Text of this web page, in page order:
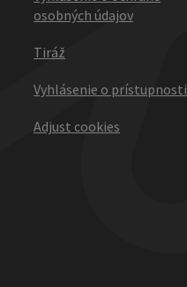
osobných údajov
Tiráž
Vyhlásenie o prístupnosti
Adjust cookies